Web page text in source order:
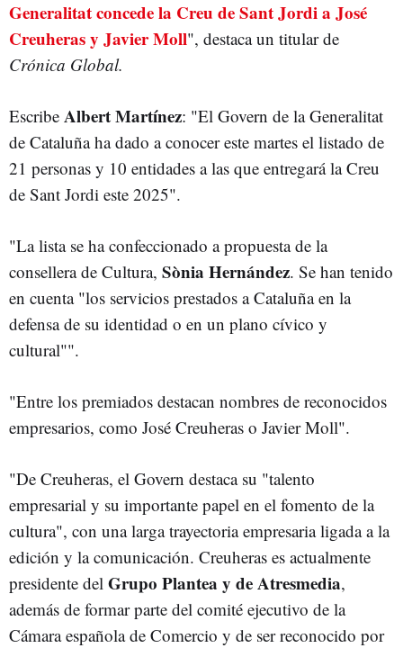
Generalitat concede la Creu de Sant Jordi a José
Creuheras y Javier Moll", destaca un titular de
Crónica Global.
Escribe Albert Martínez: "El Govern de la Generalitat
de Cataluña ha dado a conocer este martes el listado de
21 personas y 10 entidades a las que entregará la Creu
de Sant Jordi este 2025".
"La lista se ha confeccionado a propuesta de la
consellera de Cultura, Sònia Hernández. Se han tenido
en cuenta "los servicios prestados a Cataluña en la
defensa de su identidad o en un plano cívico y
cultural"".
"Entre los premiados destacan nombres de reconocidos
empresarios, como José Creuheras o Javier Moll".
"De Creuheras, el Govern destaca su "talento
empresarial y su importante papel en el fomento de la
cultura", con una larga trayectoria empresaria ligada a la
edición y la comunicación. Creuheras es actualmente
presidente del Grupo Plantea y de Atresmedia,
además de formar parte del comité ejecutivo de la
Cámara española de Comercio y de ser reconocido por